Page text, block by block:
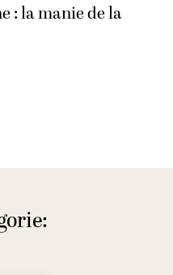
: la manie de la